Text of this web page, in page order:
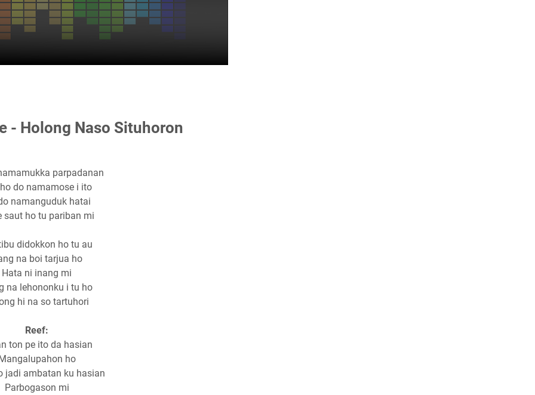
- Holong Naso Situhoron
parpadanan
do namamose i ito
namanguduk hatai
saut ho tu pariban mi
didokkon ho tu au
na boi tarjua ho
Hata ni inang mi
na lehononku i tu ho
hi na so tartuhori
Reef:
ton pe ito da hasian
ho
jadi ambatan ku hasian
Parbogason mi